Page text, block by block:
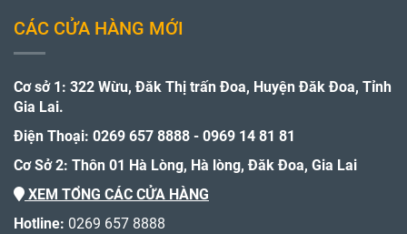
CÁC CỬA HÀNG MỚI
Cơ sở 1: 322 Wừu, Đăk Thị trấn Đoa, Huyện Đăk Đoa, Tỉnh
Gia Lai.
Điện Thoại: 0269 657 8888 - 0969 14 81 81
Cơ Sở 2: Thôn 01 Hà Lòng, Hà lòng, Đăk Đoa, Gia Lai
XEM TỔNG CÁC CỬA HÀNG
Hotline: 0269 657 8888